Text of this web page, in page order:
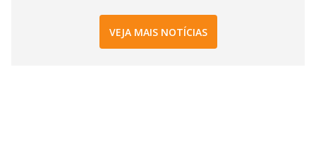
VEJA MAIS NOTÍCIAS